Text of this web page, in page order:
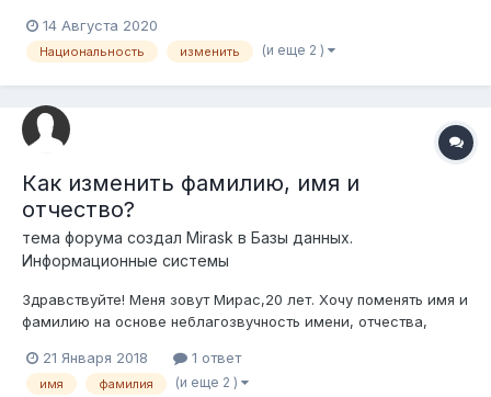
СОРе отца его отец записан как русский, а мать немка, но
начали поднимать документы и оказалось что его отец по
14 Августа 2020
Национальность изменить (и еще 2 )
Как изменить фамилию, имя и
отчество?
тема форума создал Mirask в Базы данных.
Информационные системы
Здравствуйте! Меня зовут Мирас,20 лет. Хочу поменять имя и
фамилию на основе неблагозвучность имени, отчества,
учусь в университете. Возможно ли изменить гражданское
имя/фамилию которую дали при рождении на MIckey Brown и
21 Января 2018 1 ответ
имя фамилия (и еще 2 )